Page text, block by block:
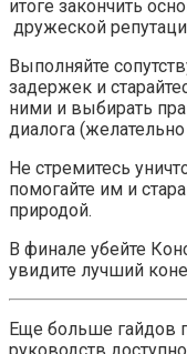
итоге закончить
дружеской
Выполняйте
задержек и
ними и выбирать
диалога
Не стремитесь
помогайте им и
природой.
В финале убейте
увидите лучший
Еще больше гайдов
руководств доступно